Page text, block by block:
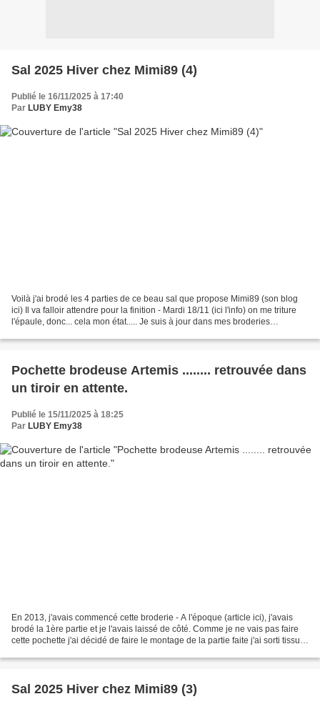
Sal 2025 Hiver chez Mimi89 (4)
Publié le 16/11/2025 à 17:40
Par LUBY Emy38
Voilà j'ai brodé les 4 parties de ce beau sal que propose Mimi89 (son blog
ici) Il va falloir attendre pour la finition - Mardi 18/11 (ici l'info) on me triture
l'épaule, donc... cela mon état..... Je suis à jour dans mes broderies
Pochette brodeuse Artemis ........ retrouvée dans
un tiroir en attente.
Publié le 15/11/2025 à 18:25
Par LUBY Emy38
En 2013, j'avais commencé cette broderie - A l'époque (article ici), j'avais
brodé la 1ère partie et je l'avais laissé de côté. Comme je ne vais pas faire
cette pochette j'ai décidé de faire le montage de la partie faite j'ai sorti tissus
Sal 2025 Hiver chez Mimi89 (3)